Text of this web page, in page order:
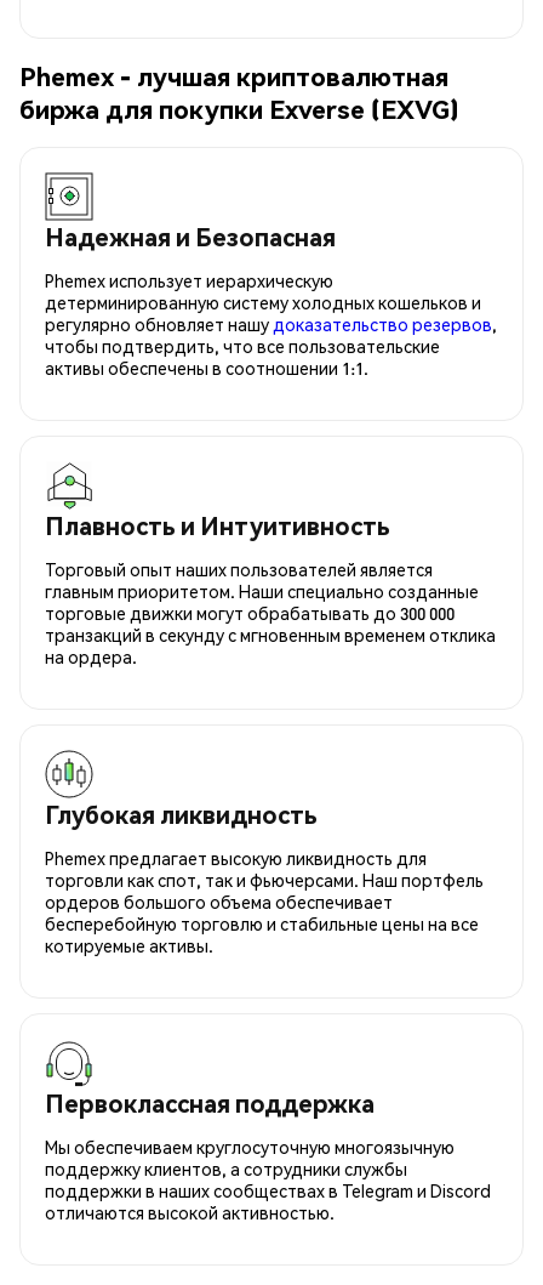
Phemex - лучшая криптовалютная
биржа для покупки Exverse (EXVG)
Надежная и Безопасная
Phemex использует иерархическую
детерминированную систему холодных кошельков и
регулярно обновляет нашу доказательство резервов,
чтобы подтвердить, что все пользовательские
активы обеспечены в соотношении 1:1.
Плавность и Интуитивность
Торговый опыт наших пользователей является
главным приоритетом. Наши специально созданные
торговые движки могут обрабатывать до 300 000
транзакций в секунду с мгновенным временем отклика
на ордера.
Глубокая ликвидность
Phemex предлагает высокую ликвидность для
торговли как спот, так и фьючерсами. Наш портфель
ордеров большого объема обеспечивает
бесперебойную торговлю и стабильные цены на все
котируемые активы.
Первоклассная поддержка
Мы обеспечиваем круглосуточную многоязычную
поддержку клиентов, а сотрудники службы
поддержки в наших сообществах в Telegram и Discord
отличаются высокой активностью.